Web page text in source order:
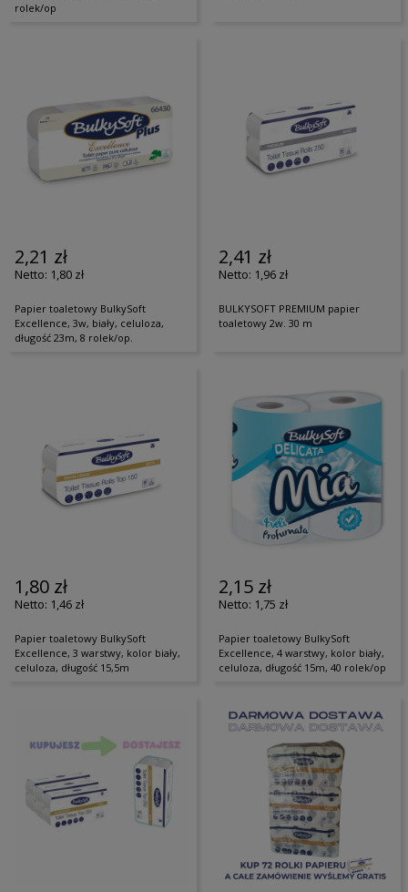
rolek/op
2,21 zł
1,80 zł
Papier toaletowy BulkySoft
Excellence, 3w, biały, celuloza,
długość 23m, 8 rolek/op.
2,41 zł
1,96 zł
BULKYSOFT PREMIUM papier
toaletowy 2w. 30 m
1,80 zł
1,46 zł
Papier toaletowy BulkySoft
Excellence, 3 warstwy, kolor biały,
celuloza, długość 15,5m
2,15 zł
1,75 zł
Papier toaletowy BulkySoft
Excellence, 4 warstwy, kolor biały,
celuloza, długość 15m, 40 rolek/op